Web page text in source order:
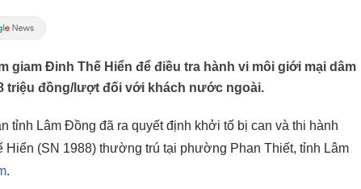
giam Đinh Thế Hiển để điều tra hành vi môi giới mại dâm
triệu đồng/lượt đối với khách nước ngoài.
tỉnh Lâm Đồng đã ra quyết định khởi tố bị can và thi hành
Hiển (SN 1988) thường trú tại phường Phan Thiết, tỉnh Lâm
.